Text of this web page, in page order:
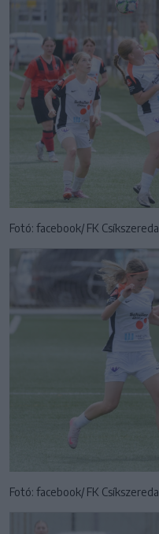
Fotó: facebook/ FK Csíkszereda
Fotó: facebook/ FK Csíkszereda